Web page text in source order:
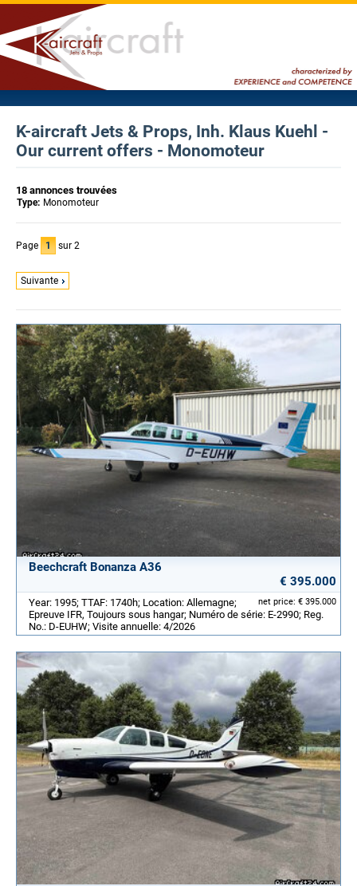
K-aircraft Jets & Props, Inh. Klaus Kuehl -
Our current offers - Monomoteur
18 annonces trouvées
Type: Monomoteur
Page 1 sur 2
Suivante
Beechcraft Bonanza A36
€ 395.000
net price: € 395.000
Year: 1995; TTAF: 1740h; Location: Allemagne;
Epreuve IFR, Toujours sous hangar; Numéro de série: E-2990; Reg.
No.: D-EUHW; Visite annuelle: 4/2026